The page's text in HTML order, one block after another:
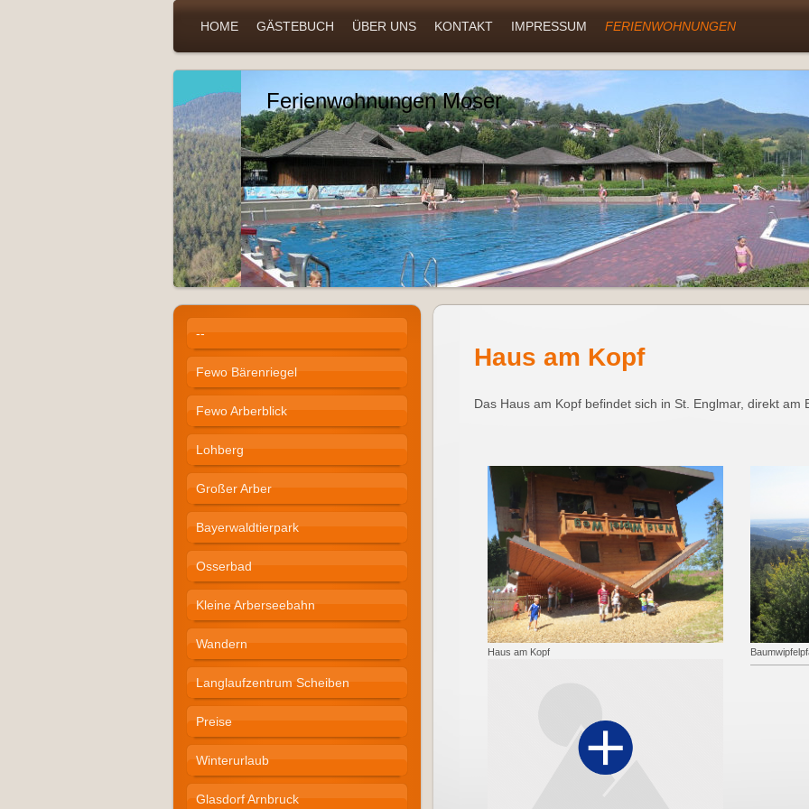
HOME GÄSTEBUCH ÜBER UNS KONTAKT IMPRESSUM FERIENWOHNUNGEN
Ferienwohnungen Moser
Haus am Kopf
Das Haus am Kopf befindet sich in St. Englmar, direkt am
Haus am Kopf
--
Fewo Bärenriegel
Fewo Arberblick
Lohberg
Großer Arber
Bayerwaldtierpark
Osserbad
Kleine Arberseebahn
Wandern
Langlaufzentrum Scheiben
Preise
Winterurlaub
Glasdorf Arnbruck